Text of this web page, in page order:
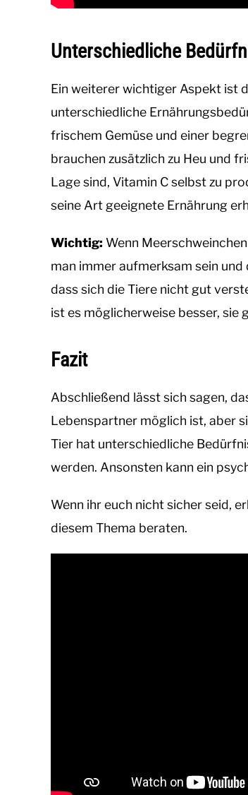
Unterschiedliche
Ein weiterer wichtiger Aspekt ist
unterschiedliche
frischem Gemüse und einer
brauchen zusätzlich zu Heu und
Lage sind, Vitamin C selbst zu
seine Art geeignete Ernährung
Wichtig: Wenn
man immer aufmerksam sein
dass sich die Tiere nicht gut
ist es möglicherweise besser, sie
Fazit
Abschließend lässt sich sagen,
Lebenspartner möglich ist, aber
Tier hat unterschiedliche
werden. Ansonsten kann ein
Wenn ihr euch nicht sicher seid,
diesem Thema beraten.